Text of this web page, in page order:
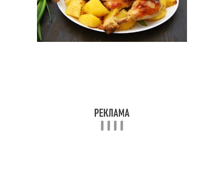
Запеченная курица
Курица в молочно-
чесночном соусе